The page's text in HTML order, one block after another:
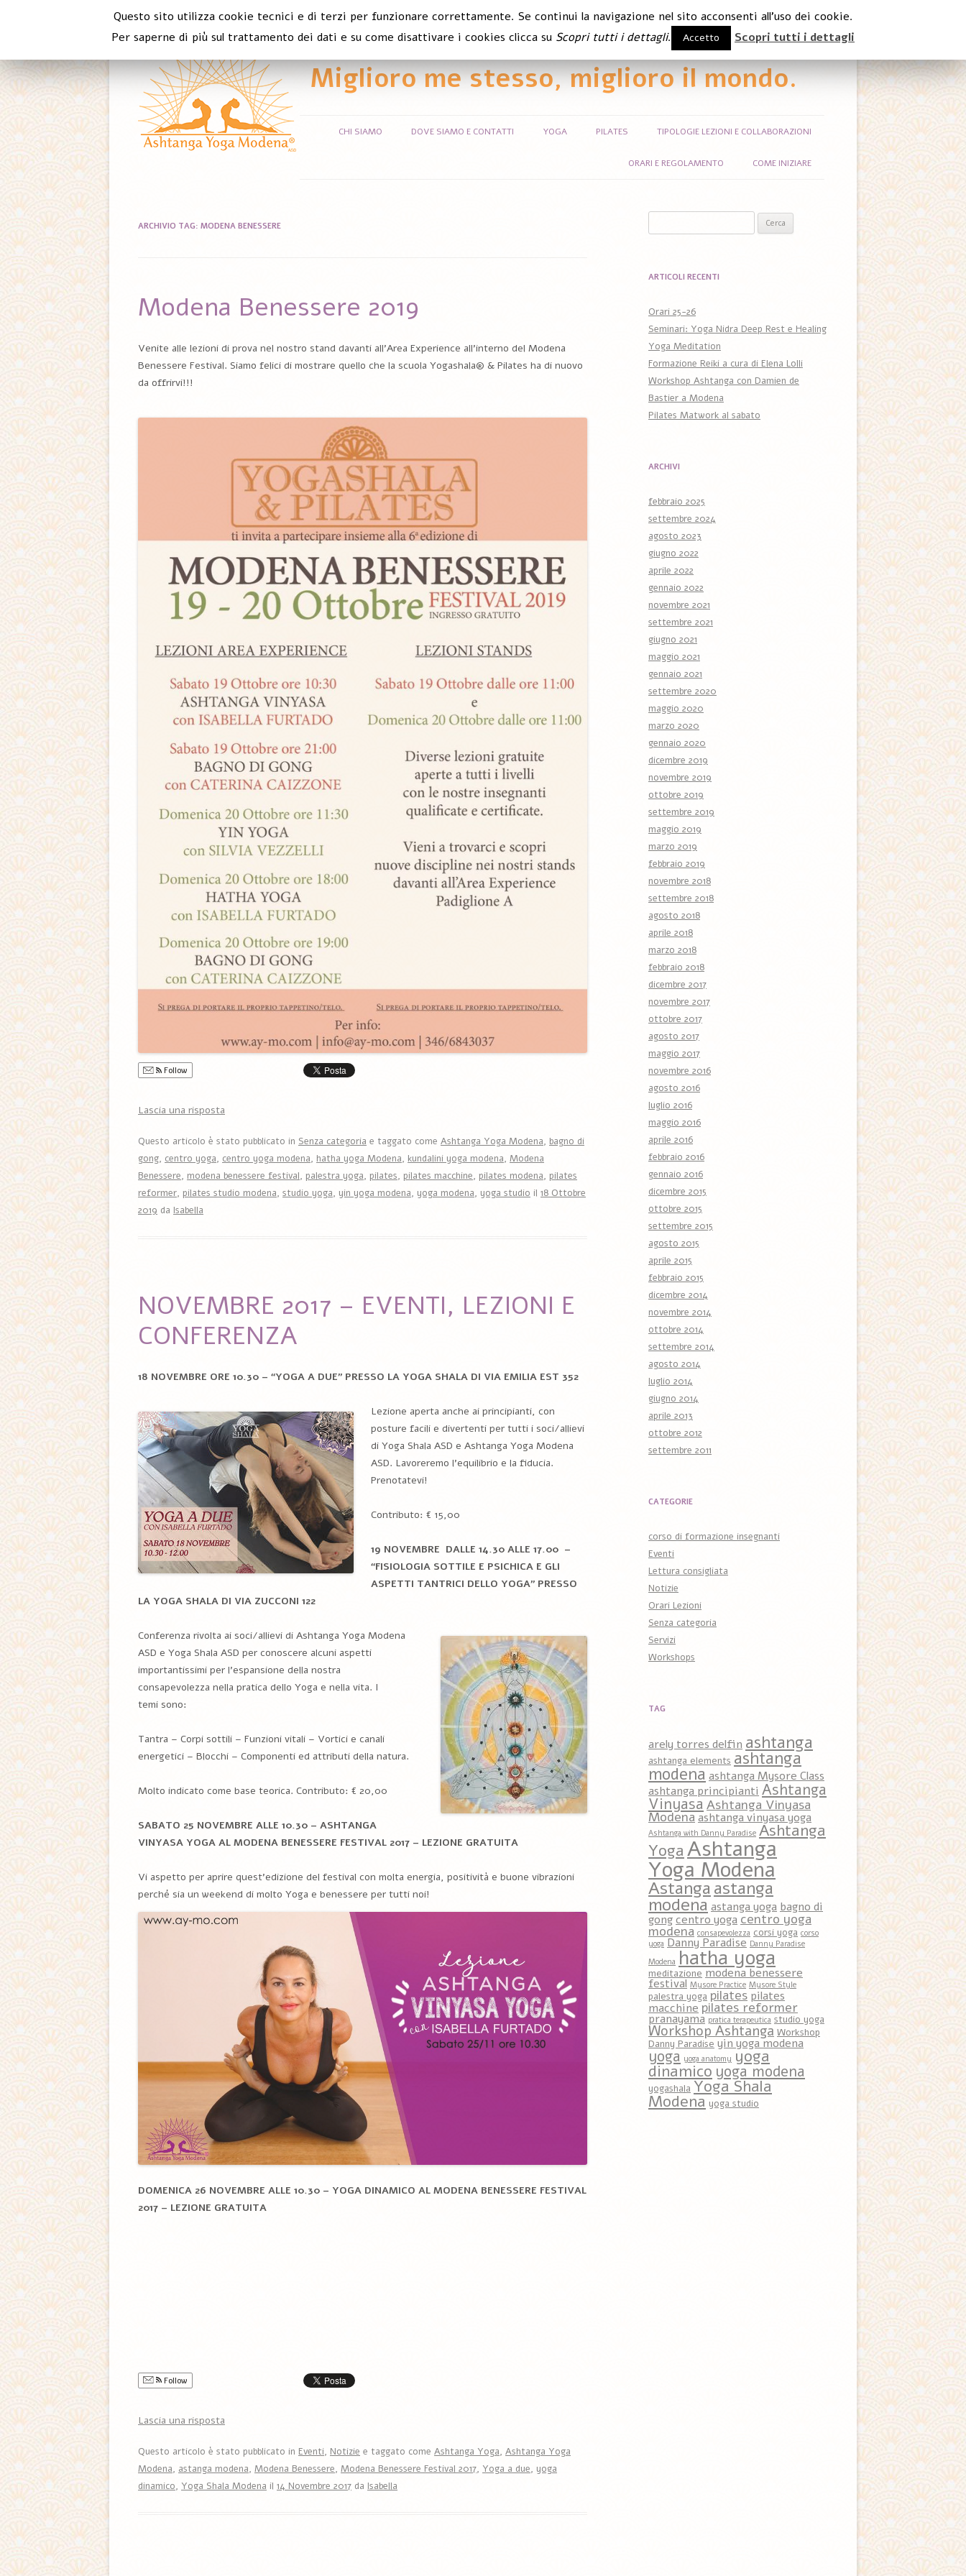
Miglioro me stesso, miglioro il mondo.
CHI SIAMO DOVE SIAMO E CONTATTI YOGA PILATES TIPOLOGIE LEZIONI E COLLABORAZIONI
ORARI E REGOLAMENTO COME INIZIARE
ARCHIVIO TAG: MODENA BENESSERE
Modena Benessere 2019
Venite alle lezioni di prova nel nostro stand davanti all’Area Experience all’interno del Modena
Benessere Festival. Siamo felici di mostrare quello che la scuola Yogashala® & Pilates ha di nuovo
da offrirvi!!!
Follow
Lascia una risposta
Questo articolo è stato pubblicato in Senza categoria e taggato come Ashtanga Yoga Modena, bagno di
gong, centro yoga, centro yoga modena, hatha yoga Modena, kundalini yoga modena, Modena
Benessere, modena benessere festival, palestra yoga, pilates, pilates macchine, pilates modena, pilates
reformer, pilates studio modena, studio yoga, yin yoga modena, yoga modena, yoga studio il 18 Ottobre
2019 da Isabella
NOVEMBRE 2017 – EVENTI, LEZIONI E
CONFERENZA
18 NOVEMBRE ORE 10.30 – “YOGA A DUE” PRESSO LA YOGA SHALA DI VIA EMILIA EST 352
Lezione aperta anche ai principianti, con
posture facili e divertenti per tutti i soci/allievi
di Yoga Shala ASD e Ashtanga Yoga Modena
ASD. Lavoreremo l’equilibrio e la fiducia.
Prenotatevi!
Contributo: € 15,00
19 NOVEMBRE DALLE 14.30 ALLE 17.00 –
“FISIOLOGIA SOTTILE E PSICHICA E GLI
ASPETTI TANTRICI DELLO YOGA” PRESSO
LA YOGA SHALA DI VIA ZUCCONI 122
Conferenza rivolta ai soci/allievi di Ashtanga Yoga Modena
ASD e Yoga Shala ASD per conoscere alcuni aspetti
importantissimi per l’espansione della nostra
consapevolezza nella pratica dello Yoga e nella vita. I
temi sono:
Tantra – Corpi sottili – Funzioni vitali – Vortici e canali
energetici – Blocchi – Componenti ed attributi della natura.
Molto indicato come base teorica. Contributo: € 20,00
SABATO 25 NOVEMBRE ALLE 10.30 – ASHTANGA
VINYASA YOGA AL MODENA BENESSERE FESTIVAL 2017 – LEZIONE GRATUITA
Vi aspetto per aprire quest’edizione del festival con molta energia, positività e buone vibrazioni
perché sia un weekend di molto Yoga e benessere per tutti noi!
DOMENICA 26 NOVEMBRE ALLE 10.30 – YOGA DINAMICO AL MODENA BENESSERE FESTIVAL
2017 – LEZIONE GRATUITA
Follow
Lascia una risposta
Questo articolo è stato pubblicato in Eventi, Notizie e taggato come Ashtanga Yoga, Ashtanga Yoga
Modena, astanga modena, Modena Benessere, Modena Benessere Festival 2017, Yoga a due, yoga
dinamico, Yoga Shala Modena il 14 Novembre 2017 da Isabella
ARTICOLI RECENTI
Orari 25-26
Seminari: Yoga Nidra Deep Rest e Healing
Yoga Meditation
Formazione Reiki a cura di Elena Lolli
Workshop Ashtanga con Damien de
Bastier a Modena
Pilates Matwork al sabato
ARCHIVI
febbraio 2025
settembre 2024
agosto 2023
giugno 2022
aprile 2022
gennaio 2022
novembre 2021
settembre 2021
giugno 2021
maggio 2021
gennaio 2021
settembre 2020
maggio 2020
marzo 2020
gennaio 2020
dicembre 2019
novembre 2019
ottobre 2019
settembre 2019
maggio 2019
marzo 2019
febbraio 2019
novembre 2018
settembre 2018
agosto 2018
aprile 2018
marzo 2018
febbraio 2018
dicembre 2017
novembre 2017
ottobre 2017
agosto 2017
maggio 2017
novembre 2016
agosto 2016
luglio 2016
maggio 2016
aprile 2016
febbraio 2016
gennaio 2016
dicembre 2015
ottobre 2015
settembre 2015
agosto 2015
aprile 2015
febbraio 2015
dicembre 2014
novembre 2014
ottobre 2014
settembre 2014
agosto 2014
luglio 2014
giugno 2014
aprile 2013
ottobre 2012
settembre 2011
CATEGORIE
corso di formazione insegnanti
Eventi
Lettura consigliata
Notizie
Orari Lezioni
Senza categoria
Servizi
Workshops
TAG
arely torres delfin ashtanga
ashtanga elements ashtanga
modena ashtanga Mysore Class
ashtanga principianti Ashtanga
Vinyasa Ashtanga Vinyasa
Modenaashtanga vinyasa yoga
Ashtanga with Danny Paradise Ashtanga
Yoga Ashtanga
Yoga Modena
Astangaastanga
modena astanga yoga bagno di
gongcentro yoga centro yoga
modena consapevolezza corsi yoga corso
yoga Danny Paradise Danny Paradise
Modena hatha yoga
meditazione modena benessere
festival Mysore Practice Mysore Style
palestra yoga pilates pilates
macchine pilates reformer
pranayama pratica terapeutica studio yoga
Workshop Ashtanga Workshop
Danny Paradise yin yoga modena
yoga yoga anatomy yoga
dinamico yoga modena
yogashala Yoga Shala
Modena yoga studio
Questo sito utilizza cookie tecnici e di terzi per funzionare correttamente. Se continui la navigazione nel sito acconsenti all'uso dei cookie.
Per saperne di più sul trattamento dei dati e su come disattivare i cookies clicca su Scopri tutti i dettagli. Accetto Scopri tutti i dettagli